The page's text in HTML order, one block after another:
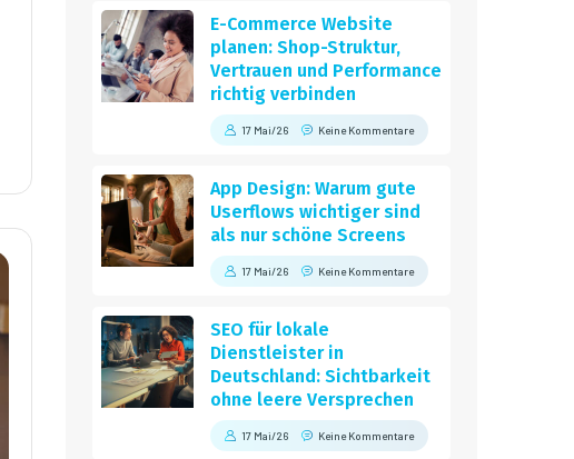
E-Commerce Website
planen: Shop-Struktur,
Vertrauen und Performance
richtig verbinden
17 Mai/26 Keine Kommentare
App Design: Warum gute
Userflows wichtiger sind
als nur schöne Screens
17 Mai/26 Keine Kommentare
SEO für lokale
Dienstleister in
Deutschland: Sichtbarkeit
ohne leere Versprechen
17 Mai/26 Keine Kommentare